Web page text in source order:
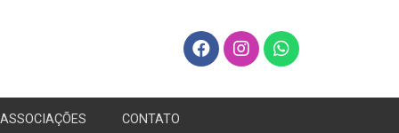
ASSOCIAÇÕES CONTATO